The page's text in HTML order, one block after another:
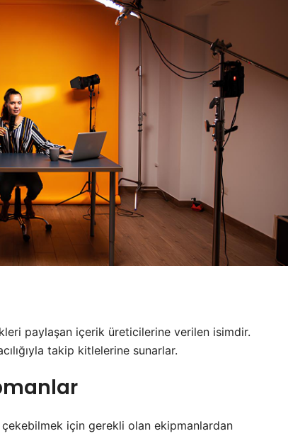
paylaşan içerik üreticilerine verilen isimdir.
takip kitlelerine sunarlar.
için gerekli olan ekipmanlardan